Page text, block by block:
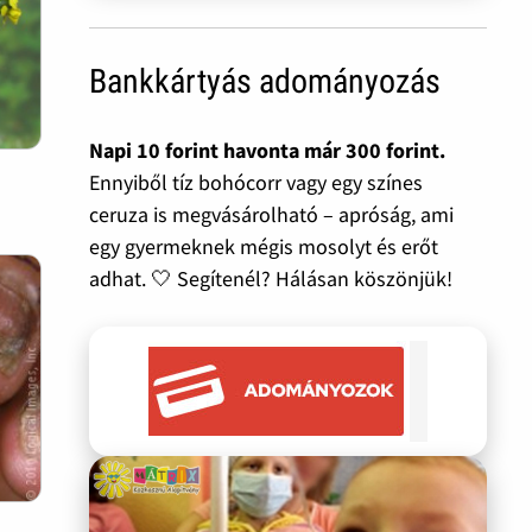
Bankkártyás adományozás
Napi 10 forint havonta már 300 forint.
Ennyiből tíz bohócorr vagy egy színes
ceruza is megvásárolható – apróság, ami
egy gyermeknek mégis mosolyt és erőt
adhat. 🤍 Segítenél? Hálásan köszönjük!